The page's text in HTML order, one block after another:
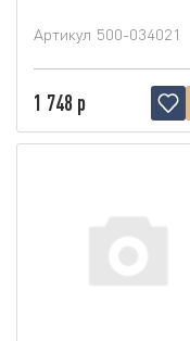
Артикул 500-034021
1 748 р